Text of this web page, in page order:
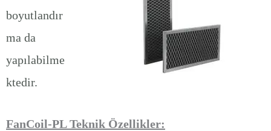
boyutlandır
ma da
yapılabilme
ktedir.
FanCoil-PL Teknik Özellikler: